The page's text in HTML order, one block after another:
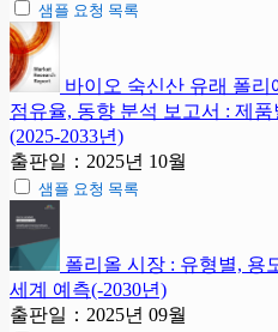
샘플 요청 목록
바이오 숙신산 유래 폴
점유율, 동향 분석 보고서 : 제
(2025-2033년)
출판일：2025년 10월
샘플 요청 목록
폴리올 시장 : 유형별, 용
세계 예측(-2030년)
출판일：2025년 09월